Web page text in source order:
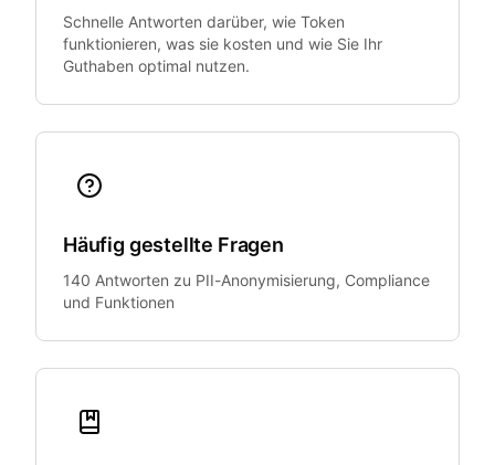
Schnelle Antworten darüber, wie Token
funktionieren, was sie kosten und wie Sie Ihr
Guthaben optimal nutzen.
Häufig gestellte Fragen
140 Antworten zu PII-Anonymisierung, Compliance
und Funktionen